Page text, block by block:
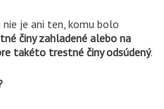
je ani ten, komu bolo
činy zahladené alebo na
takéto trestné činy odsúdený.